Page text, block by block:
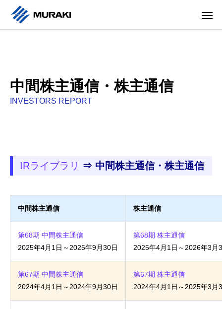
中間株主通信・株主通信
INVESTORS REPORT
IRライブラリ ⇒ 中間株主通信・株主通信
中間株主通信 株主通信
第68期 中間株主通信
2025年4月1日～2025年9月30日
第68期 株主通信
2025年4月1日～2026年3月
第67期 中間株主通信
2024年4月1日～2024年9月30日
第67期 株主通信
2024年4月1日～2025年3月